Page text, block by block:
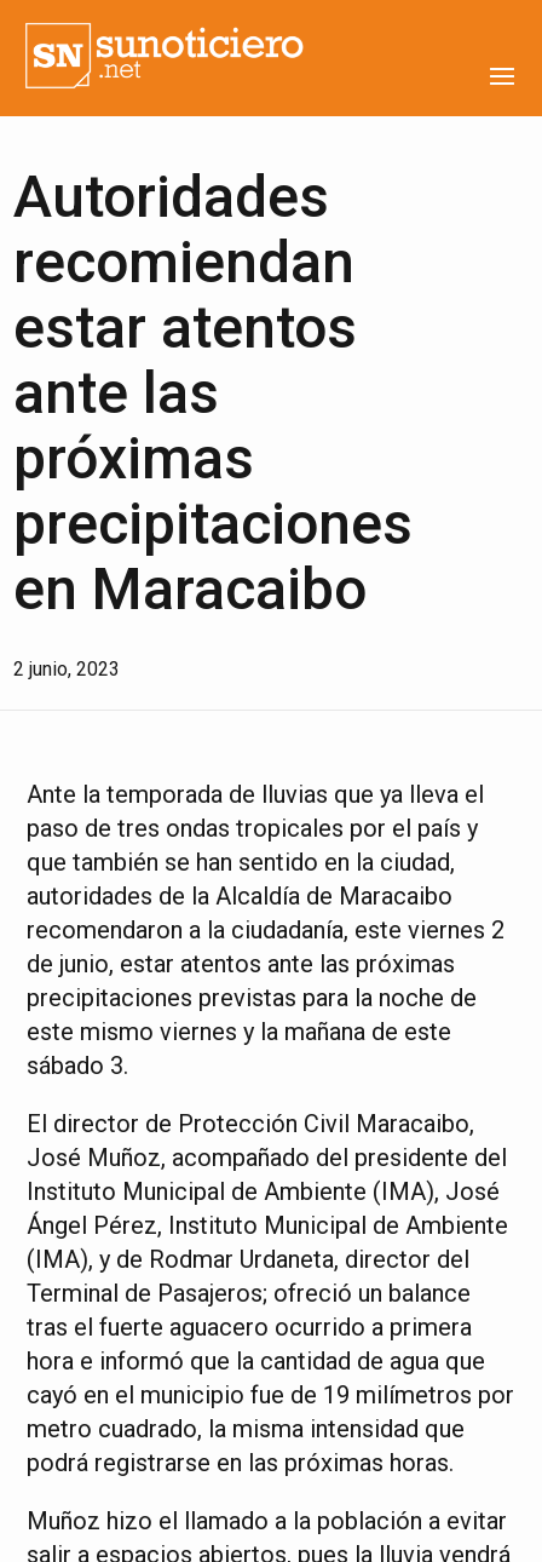
Autoridades
recomiendan
estar atentos
ante las
próximas
precipitaciones
en Maracaibo
2 junio, 2023
Ante la temporada de lluvias que ya lleva el
paso de tres ondas tropicales por el país y
que también se han sentido en la ciudad,
autoridades de la Alcaldía de Maracaibo
recomendaron a la ciudadanía, este viernes 2
de junio, estar atentos ante las próximas
precipitaciones previstas para la noche de
este mismo viernes y la mañana de este
sábado 3.
El director de Protección Civil Maracaibo,
José Muñoz, acompañado del presidente del
Instituto Municipal de Ambiente (IMA), José
Ángel Pérez, Instituto Municipal de Ambiente
(IMA), y de Rodmar Urdaneta, director del
Terminal de Pasajeros; ofreció un balance
tras el fuerte aguacero ocurrido a primera
hora e informó que la cantidad de agua que
cayó en el municipio fue de 19 milímetros por
metro cuadrado, la misma intensidad que
podrá registrarse en las próximas horas.
Muñoz hizo el llamado a la población a evitar
salir a espacios abiertos, pues la lluvia vendrá